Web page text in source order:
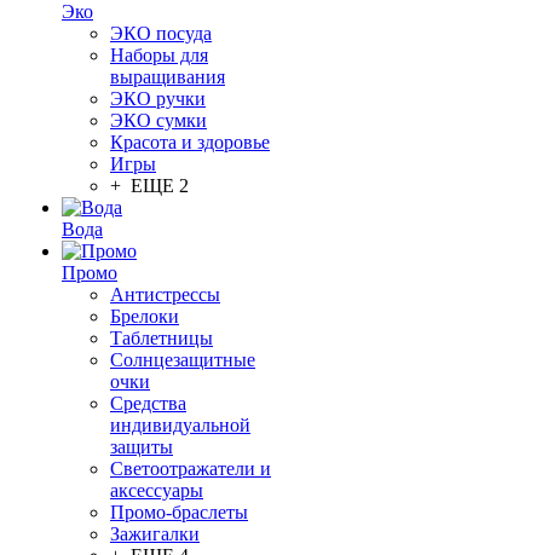
Эко
ЭКО посуда
Наборы для
выращивания
ЭКО ручки
ЭКО сумки
Красота и здоровье
Игры
+ ЕЩЕ 2
Вода
Промо
Антистрессы
Брелоки
Таблетницы
Солнцезащитные
очки
Средства
индивидуальной
защиты
Светоотражатели и
аксессуары
Промо-браслеты
Зажигалки